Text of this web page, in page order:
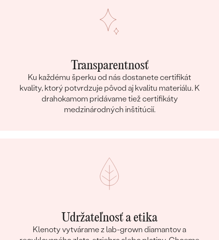
Transparentnosť
Ku každému šperku od nás dostanete certifikát
kvality, ktorý potvrdzuje pôvod aj kvalitu materiálu. K
drahokamom pridávame tiež certifikáty
medzinárodných inštitúcií.
Udržateľnosť a etika
Klenoty vytvárame z lab-grown diamantov a